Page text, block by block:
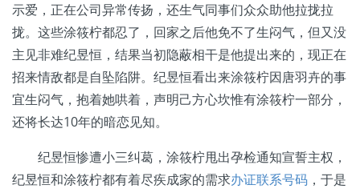
示爱，正在公司异常传扬，还生气同事们众众助他拉拢拉
拢。这些涂筱柠都忍了，回家之后他免不了生闷气，但又没
主见非难纪昱恒，结果当初隐蔽相干是他提出来的，现正在
招来情敌都是自坠陷阱。纪昱恒看出来涂筱柠因唐羽卉的事
宜生闷气，抱着她哄着，声明己方心坎惟有涂筱柠一部分，
还将长达10年的暗恋见知。
纪昱恒惨遭小三纠葛，涂筱柠甩出孕检通知宣誓主权，
纪昱恒和涂筱柠都有着尽疾成家的需求办证联系号码 ，于是